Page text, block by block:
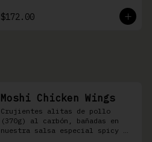
$172.00
Moshi Chicken Wings
Crujientes alitas de pollo
(370g) al carbón, bañadas en
nuestra salsa especial spicy